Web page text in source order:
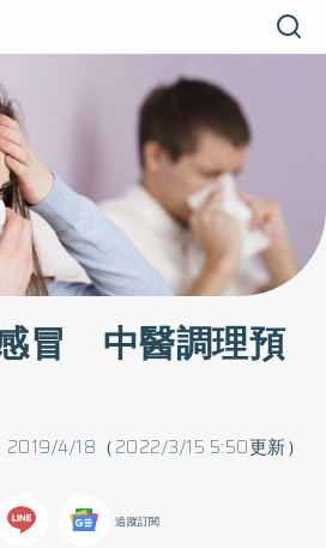
冒 中醫調理預
2019/4/18（2022/3/15 5:50更新）
追蹤訂閱